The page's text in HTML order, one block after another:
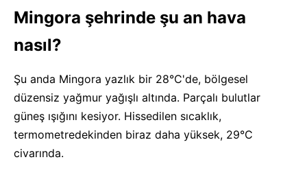
Mingora şehrinde şu an hava
nasıl?
Şu anda Mingora yazlık bir 28°C'de, bölgesel
düzensiz yağmur yağışlı altında. Parçalı bulutlar
güneş ışığını kesiyor. Hissedilen sıcaklık,
termometredekinden biraz daha yüksek, 29°C
civarında.